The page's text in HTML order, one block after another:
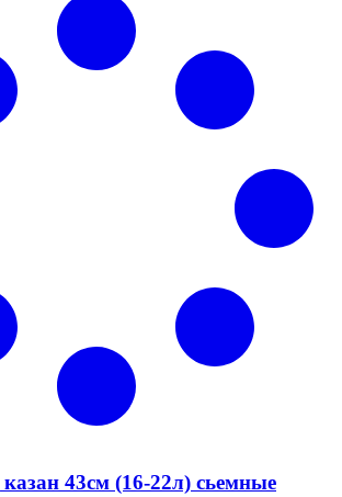
43см (16-22л) сьемные